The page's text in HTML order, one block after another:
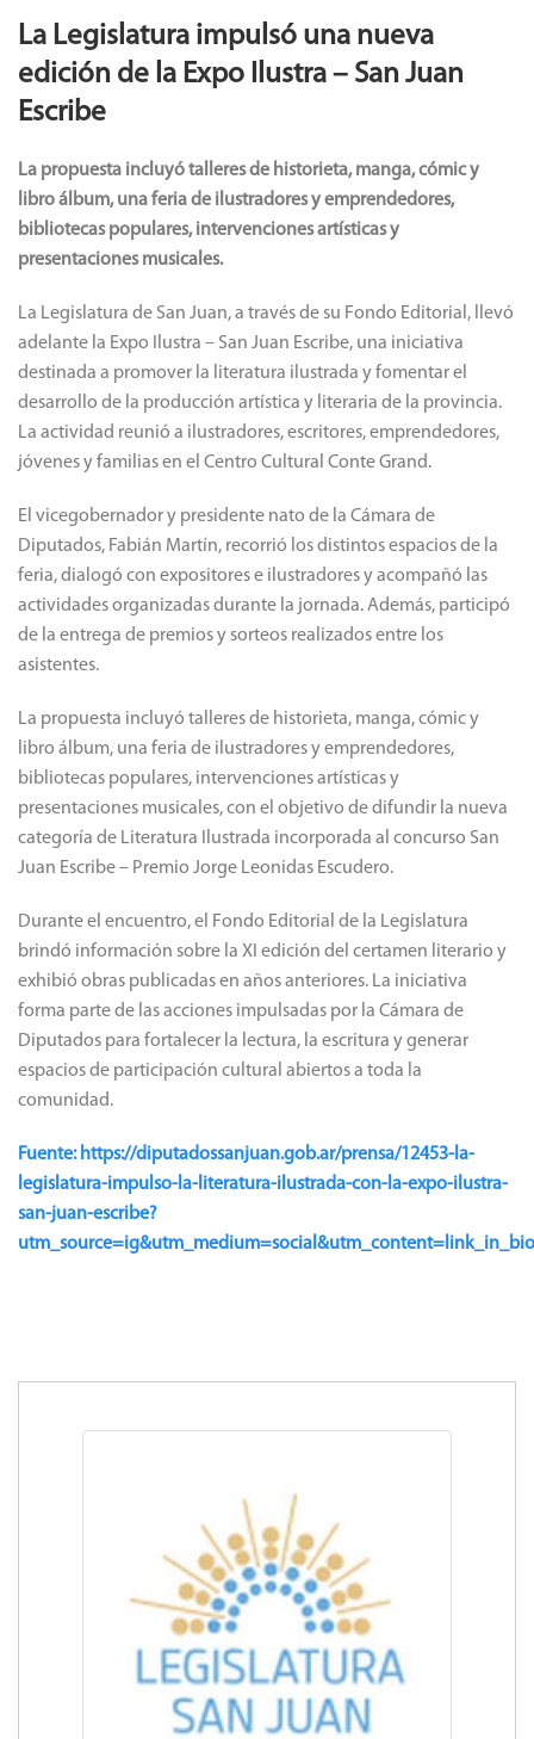
La Legislatura impulsó una nueva
edición de la Expo Ilustra – San Juan
Escribe
La propuesta incluyó talleres de historieta, manga, cómic y
libro álbum, una feria de ilustradores y emprendedores,
bibliotecas populares, intervenciones artísticas y
presentaciones musicales.
La Legislatura de San Juan, a través de su Fondo Editorial, llevó
adelante la Expo Ilustra – San Juan Escribe, una iniciativa
destinada a promover la literatura ilustrada y fomentar el
desarrollo de la producción artística y literaria de la provincia.
La actividad reunió a ilustradores, escritores, emprendedores,
jóvenes y familias en el Centro Cultural Conte Grand.
El vicegobernador y presidente nato de la Cámara de
Diputados, Fabián Martín, recorrió los distintos espacios de la
feria, dialogó con expositores e ilustradores y acompañó las
actividades organizadas durante la jornada. Además, participó
de la entrega de premios y sorteos realizados entre los
asistentes.
La propuesta incluyó talleres de historieta, manga, cómic y
libro álbum, una feria de ilustradores y emprendedores,
bibliotecas populares, intervenciones artísticas y
presentaciones musicales, con el objetivo de difundir la nueva
categoría de Literatura Ilustrada incorporada al concurso San
Juan Escribe – Premio Jorge Leonidas Escudero.
Durante el encuentro, el Fondo Editorial de la Legislatura
brindó información sobre la XI edición del certamen literario y
exhibió obras publicadas en años anteriores. La iniciativa
forma parte de las acciones impulsadas por la Cámara de
Diputados para fortalecer la lectura, la escritura y generar
espacios de participación cultural abiertos a toda la
comunidad.
Fuente: https://diputadossanjuan.gob.ar/prensa/12453-la-
legislatura-impulso-la-literatura-ilustrada-con-la-expo-ilustra-
san-juan-escribe?